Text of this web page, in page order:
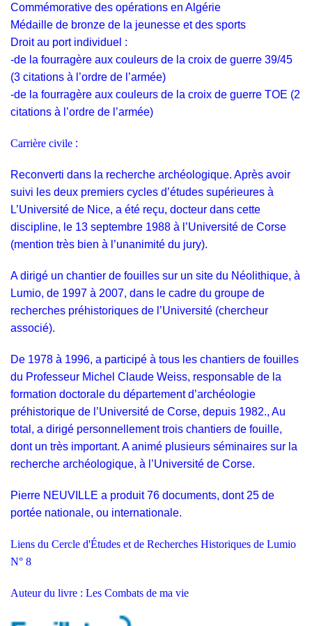
Commémorative des opérations en Algérie
Médaille de bronze de la jeunesse et des sports
Droit au port individuel :
-de la fourragère aux couleurs de la croix de guerre 39/45
(3 citations à l’ordre de l’armée)
-de la fourragère aux couleurs de la croix de guerre TOE (2
citations à l’ordre de l’armée)
Carrière civile :
Reconverti dans la recherche archéologique. Après avoir
suivi les deux premiers cycles d’études supérieures à
L’Université de Nice, a été reçu, docteur dans cette
discipline, le 13 septembre 1988 à l’Université de Corse
(mention très bien à l’unanimité du jury).
A dirigé un chantier de fouilles sur un site du Néolithique, à
Lumio, de 1997 à 2007, dans le cadre du groupe de
recherches préhistoriques de l’Université (chercheur
associé).
De 1978 à 1996, a participé à tous les chantiers de fouilles
du Professeur Michel Claude Weiss, responsable de la
formation doctorale du département d’archéologie
préhistorique de l’Université de Corse, depuis 1982., Au
total, a dirigé personnellement trois chantiers de fouille,
dont un très important. A animé plusieurs séminaires sur la
recherche archéologique, à l’Université de Corse.
Pierre NEUVILLE a produit 76 documents, dont 25 de
portée nationale, ou internationale.
Liens du Cercle d'Études et de Recherches Historiques de Lumio
N° 8
Auteur du livre : Les Combats de ma vie